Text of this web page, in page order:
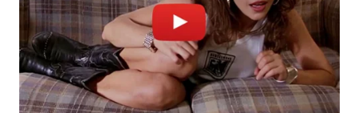
INDRAMAYU
WN
KUNINGAN